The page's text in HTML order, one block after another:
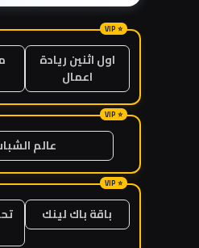
اول اثنين ريادة
اعمال
عالم
باقة باك لينك